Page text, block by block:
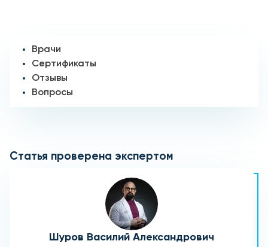
Врачи
Сертификаты
Отзывы
Вопросы
Статья проверена экспертом
Шуров Василий Александрович